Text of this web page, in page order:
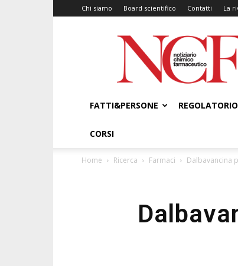
Chi siamo Board scientifico Contatti La
NCF
–
Notiziario
Chimico
FATTI&PERSONE
REGOLATORIO
CORSI
Home Ricerca Farmaci Dalbavancina